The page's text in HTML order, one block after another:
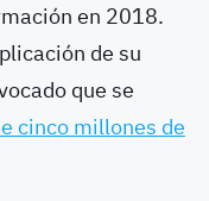
en 2018.
de su
que se
cinco millones de